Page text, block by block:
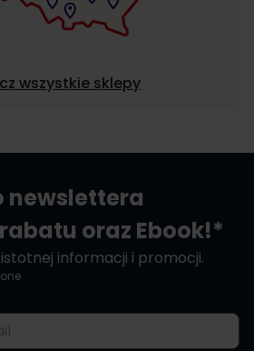
wszystkie sklepy
newslettera
oraz Ebook!*
informacji i promocji.